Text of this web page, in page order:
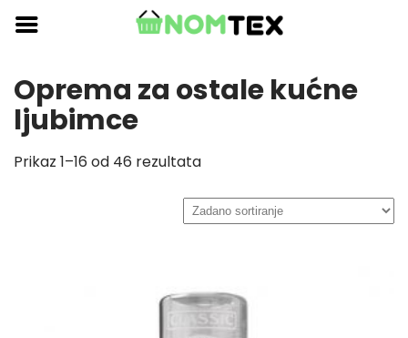
Skip
content
Oprema za ostale kućne
ljubimce
Prikaz 1–16 od 46 rezultata